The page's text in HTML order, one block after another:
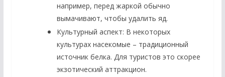
например, перед жаркой обычно
вымачивают, чтобы удалить яд.
Культурный аспект: В некоторых
культурах насекомые – традиционный
источник белка. Для туристов это скорее
экзотический аттракцион.